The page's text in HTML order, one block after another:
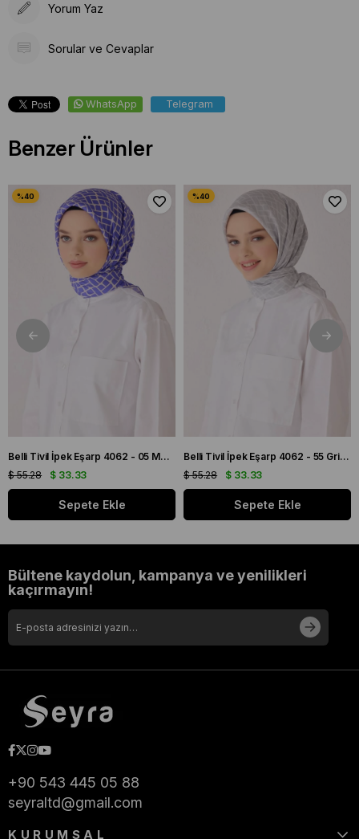
Yorum Yaz
Sorular ve Cevaplar
WhatsApp Telegram
Benzer Ürünler
Belli Tivil İpek Eşarp 4062 - 05 Mor Karışık Desen
$ 33.33
$ 55.28
Sepete Ekle
Belli Tivil İpek Eşarp 4062 - 55 Gri Karışık Desen
$ 33.33
$ 55.28
Sepete Ekle
Bültene kaydolun, kampanya ve yenilikleri
kaçırmayın!
+90 543 445 05 88
seyraltd@gmail.com
KURUMSAL